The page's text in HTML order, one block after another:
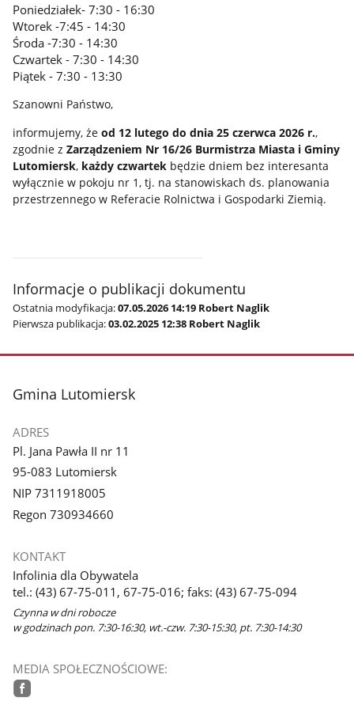
Poniedziałek- 7:30 - 16:30
Wtorek -7:45 - 14:30
Środa -7:30 - 14:30
Czwartek - 7:30 - 14:30
Piątek - 7:30 - 13:30
Szanowni Państwo,
informujemy, że od 12 lutego do dnia 25 czerwca 2026 r.,
zgodnie z Zarządzeniem Nr 16/26 Burmistrza Miasta i Gminy
Lutomiersk, każdy czwartekbędzie dniem bez interesanta
wyłącznie w pokoju nr 1, tj. na stanowiskach ds. planowania
przestrzennego w Referacie Rolnictwa i Gospodarki Ziemią.
Informacje o publikacji dokumentu
Ostatnia modyfikacja:07.05.2026 14:19 Robert Naglik
Pierwsza publikacja:03.02.2025 12:38 Robert Naglik
stopka
Gmina Lutomiersk
ADRES
Pl. Jana Pawła II nr 11
95-083 Lutomiersk
NIP 7311918005
Regon 730934660
KONTAKT
Infolinia dla Obywatela
tel.: (43) 67-75-011, 67-75-016; faks: (43) 67-75-094
Czynna w dni robocze
w godzinach pon. 7:30-16:30, wt.-czw. 7:30-15:30, pt. 7:30-14:30
MEDIA SPOŁECZNOŚCIOWE: